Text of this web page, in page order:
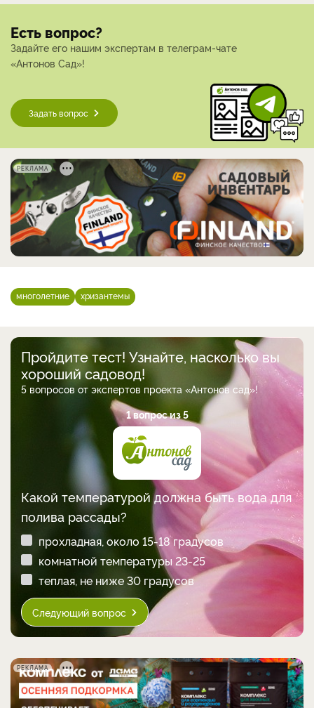
Есть вопрос?
Задайте его нашим экспертам в телеграм-чате
«Антонов Сад»!
Задать вопрос
РЕКЛАМА
многолетние хризантемы
Пройдите тест! Узнайте, насколько вы
хороший садовод!
5 вопросов от экспертов проекта «Антонов сад»!
1 вопрос из 5
Какой температурой должна быть вода для
полива рассады?
прохладная, около 15-18 градусов
комнатной температуры 23-25
теплая, не ниже 30 градусов
Следующий вопрос
РЕКЛАМА